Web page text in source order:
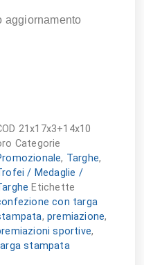
aggiornamento
21x17x3+14x10
Categorie
, Targhe,
/ Medaglie /
Etichette
con targa
,premiazione,
sportive,
stampata